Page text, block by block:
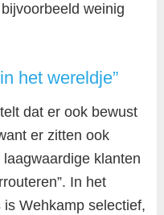
weinig
het wereldje”
dat er ook bewust
er zitten ook
klanten
In het
Wehkamp selectief,